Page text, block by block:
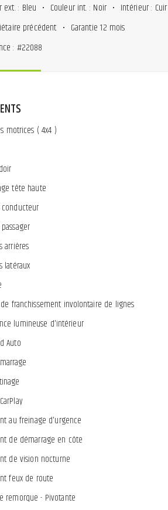
ext. : Bleu • Couleur int. : Noir • Intérieur : Cuir
précédent • Garantie 12 mois
: #22088
motrices ( 4x4 )
tête haute
arrières
latéraux
franchissement involontaire de lignes
lumineuse d'intérieur
Auto
au freinage d'urgence
de démarrage en côte
de vision nocturne
feux de route
remorque - Pivotante